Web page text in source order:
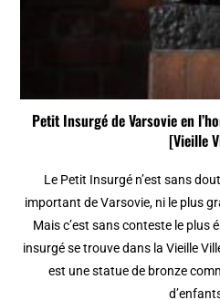
Petit Insurgé de Varsovie en
[Vieille
Le Petit Insurgé n’est sans
important de Varsovie, ni le plus
Mais c’est sans conteste le plus
insurgé se trouve dans la Vieille
est une statue de bronze